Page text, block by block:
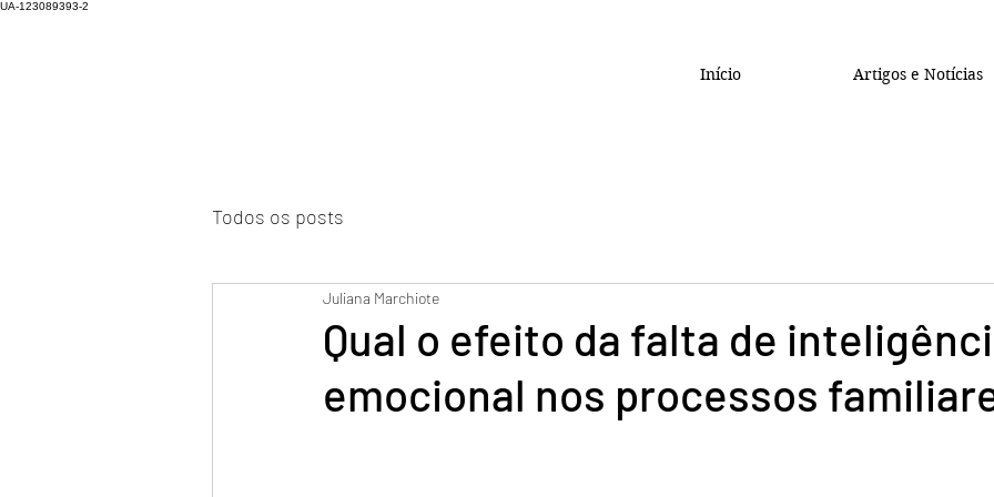
UA-123089393-2
Início Artigos e Notícias
Todos os posts
Qual o efeito da falta de
emocional nos processos
Juliana Marchiote